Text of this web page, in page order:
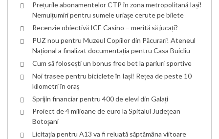
Prețurile abonamentelor CTP în zona metropolitană Iași!
Nemulțumiri pentru sumele uriașe cerute pe bilete
Recenzie obiectivă ICE Casino – merită să jucați?
PUZ nou pentru Muzeul Copiilor din Păcurari! Ateneul
Național a finalizat documentația pentru Casa Buicliu
Cum să folosești un bonus free bet la pariuri sportive
Noi trasee pentru biciclete în Iași! Rețea de peste 10
kilometri în oraș
Sprijin financiar pentru 400 de elevi din Galați
Proiect de 4 milioane de euro la Spitalul Județean
Botoșani
Licitația pentru A13 va fi reluată săptămâna viitoare